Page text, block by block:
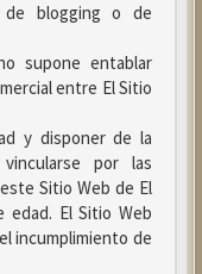
de blogging o de
supone entablar
entre El Sitio
y disponer de la
por las
Sitio Web de El
El Sitio Web
incumplimiento de